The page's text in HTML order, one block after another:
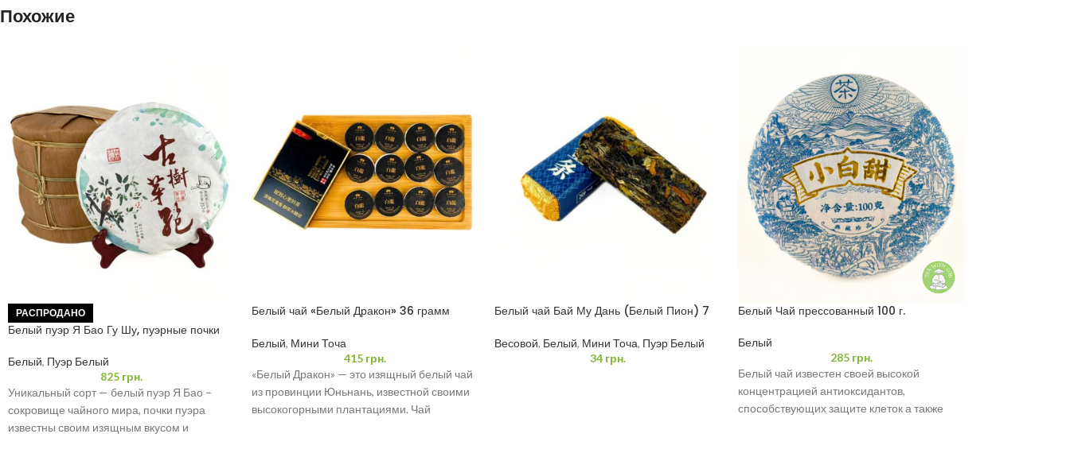
Похожие
РАСПРОДАНО
Белый пуэр Я Бао Гу Шу, пуэрные почки
Белый, Пуэр Белый
825 грн.
Уникальный сорт — белый пуэр Я Бао –
сокровище чайного мира, почки пуэра
известны своим изящным вкусом и
Белый чай «Белый Дракон» 36 грамм
Белый, Мини Точа
415грн.
«Белый Дракон» — это изящный белый чай
из провинции Юньнань, известной своими
высокогорными плантациями. Чай
Белый чай Бай Му Дань (Белый Пион) 7
Весовой, Белый, Мини Точа, Пуэр Белый
34 грн.
Белый Чай прессованный 100 г.
Белый
285грн.
Белый чай известен своей высокой
концентрацией антиоксидантов,
способствующих защите клеток а также